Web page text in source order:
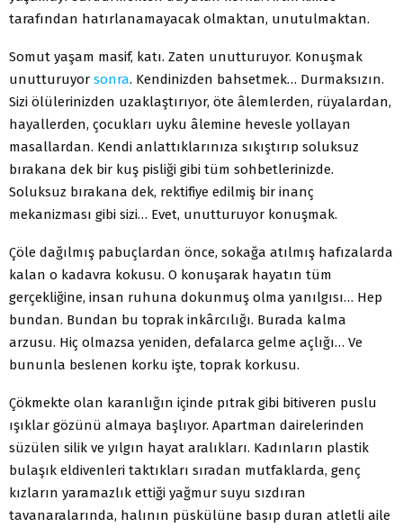
tarafından hatırlanamayacak olmaktan, unutulmaktan.
Somut yaşam masif, katı. Zaten unutturuyor. Konuşmak
unutturuyor sonra. Kendinizden bahsetmek… Durmaksızın.
Sizi ölülerinizden uzaklaştırıyor, öte âlemlerden, rüyalardan,
hayallerden, çocukları uyku âlemine hevesle yollayan
masallardan. Kendi anlattıklarınıza sıkıştırıp soluksuz
bırakana dek bir kuş pisliği gibi tüm sohbetlerinizde.
Soluksuz bırakana dek, rektifiye edilmiş bir inanç
mekanizması gibi sizi… Evet, unutturuyor konuşmak.
Çöle dağılmış pabuçlardan önce, sokağa atılmış hafızalarda
kalan o kadavra kokusu. O konuşarak hayatın tüm
gerçekliğine, insan ruhuna dokunmuş olma yanılgısı… Hep
bundan. Bundan bu toprak inkârcılığı. Burada kalma
arzusu. Hiç olmazsa yeniden, defalarca gelme açlığı… Ve
bununla beslenen korku işte, toprak korkusu.
Çökmekte olan karanlığın içinde pıtrak gibi bitiveren puslu
ışıklar gözünü almaya başlıyor. Apartman dairelerinden
süzülen silik ve yılgın hayat aralıkları. Kadınların plastik
bulaşık eldivenleri taktıkları sıradan mutfaklarda, genç
kızların yaramazlık ettiği yağmur suyu sızdıran
tavanaralarında, halının püskülüne basıp duran atletli aile